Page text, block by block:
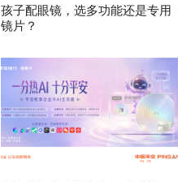
孩子配眼镜，选多功能还是专用
镜片？